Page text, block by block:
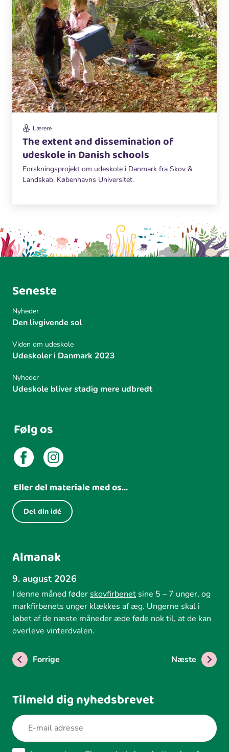
Lærere
The extent and dissemination of
udeskole in Danish schools
Forskningsprojekt om udeskole i Danmark fra Skov &
Landskab, Københavns Universitet.
Seneste
Nyheder
Den livgivende sol
Viden om udeskole
Udeskoler i Danmark 2023
Nyheder
Udeskole bliver stadig mere udbredt
Følg os
Eller del materiale med os...
Del din idé
Almanak
9. august 2026
I denne måned føder skovfirbenet sine 5 – 7 unger, og
markfirbenets unger klækkes af æg. Ungerne skal i
løbet af de næste måneder æde føde nok til, at de kan
overleve vinterdvalen.
Forrige Næste
Tilmeld dig nyhedsbrevet